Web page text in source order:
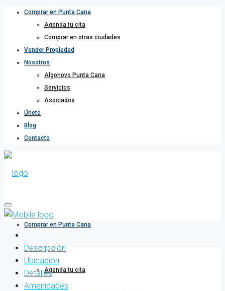
Comprar en Punta Cana
Agenda tu cita
Comprar en otras ciudades
Vender Propiedad
Nosotros
Algonovo Punta Cana
Servicios
Asociados
Únete
Blog
Contacto
Comprar en Punta Cana
Agenda tu cita
Descripción
Ubicación
Detalles
Amenidades